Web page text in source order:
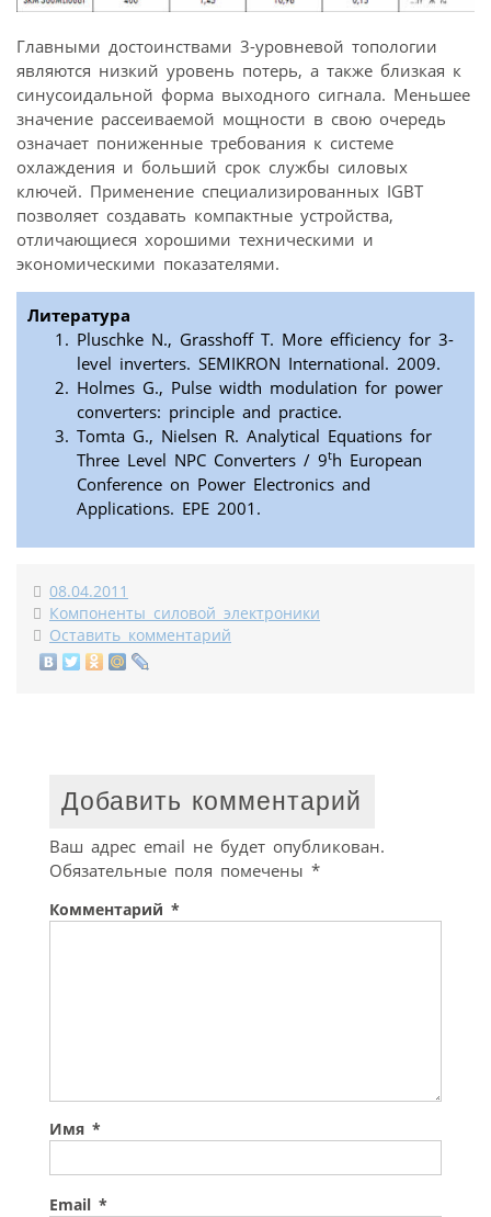
Главными достоинствами 3-уровневой топологии
являются низкий уровень потерь, а также близкая к
синусоидальной форма выходного сигнала. Меньшее
значение рассеиваемой мощности в свою очередь
означает пониженные требования к системе
охлаждения и больший срок службы силовых
ключей. Применение специализированных IGBT
позволяет создавать компактные устройства,
отличающиеся хорошими техническими и
экономическими показателями.
Литература
Pluschke N., Grasshoff T. More efficiency for 3-
level inverters. SEMIKRON International. 2009.
Holmes G., Pulse width modulation for power
converters: principle and practice.
Tomta G., Nielsen R. Analytical Equations for
Three Level NPC Converters / 9th European
Conference on Power Electronics and
Applications. EPE 2001.
08.04.2011
Компоненты силовой электроники
Оставить комментарий
Добавить комментарий
Ваш адрес email не будет опубликован.
Обязательные поля помечены *
Комментарий *
Имя *
Email *